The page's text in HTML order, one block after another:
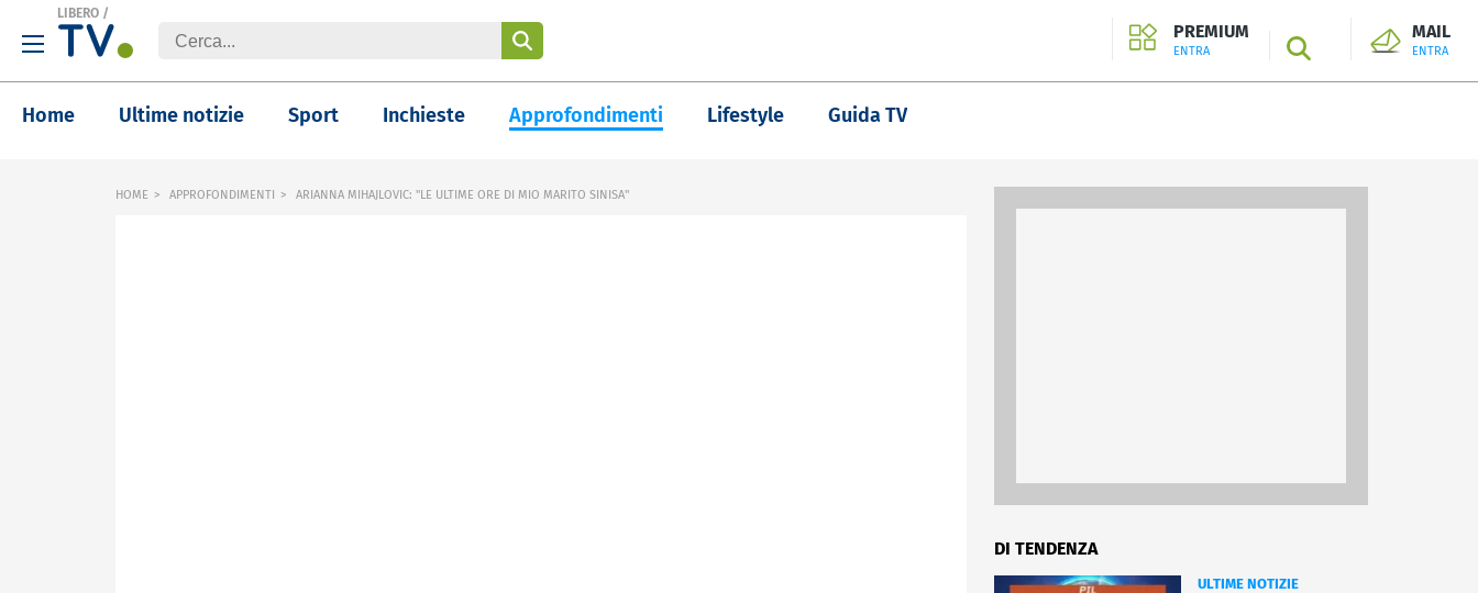
LIBERO /
PREMIUM
ENTRA SEARCH
MAIL
ENTRA
Home Ultime notizie Sport Inchieste Approfondimenti Lifestyle Guida TV
HOME APPROFONDIMENTI ARIANNA MIHAJLOVIC: "LE ULTIME ORE DI MIO MARITO SINISA"
DI TENDENZA
ULTIME NOTIZIE